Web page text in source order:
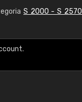
S 2000 - S 2570